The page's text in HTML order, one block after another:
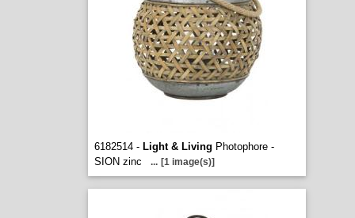
6182514 - Light & Living Photophore -
SION zinc
... [1 image(s)]